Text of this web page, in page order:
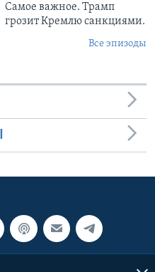
Самое важное. Трамп
грозит Кремлю санкциями.
Все эпизоды